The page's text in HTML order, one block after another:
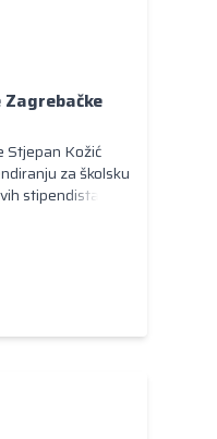
Stjepan Kožić
za školsku
stipendista.